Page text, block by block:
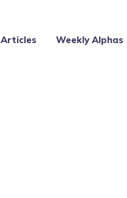
Articles Weekly Alphas